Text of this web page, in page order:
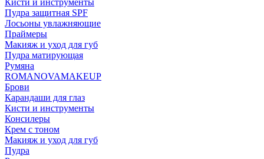
Кисти и инструменты
Пудра защитная SPF
Лосьоны увлажняющие
Праймеры
Макияж и уход для губ
Пудра матирующая
Румяна
ROMANOVAMAKEUP
Брови
Карандаши для глаз
Кисти и инструменты
Консилеры
Крем с тоном
Макияж и уход для губ
Пудра